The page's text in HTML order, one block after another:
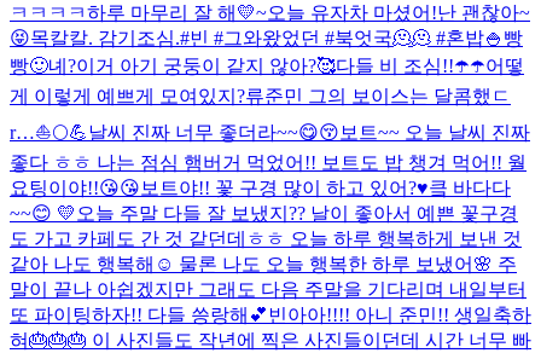
ㅋㅋㅋㅋ하루 마무리 잘 해💛~오늘 유자차 마셨어!난 괜찮아~
😝목칼칼. 감기조심.#빈 #그와왔었던 #북엇국🫠🫠 #혼밥🍚 빵
빵🙂녜?이거 아기 궁둥이 같지 않아?🥰다들 비 조심!!☂️☂️어떻
게 이렇게 예쁘게 모여있지?류준민 그의 보이스는 달콤했ㄷ
r…⛵️🌕💪날씨 진짜 너무 좋더라~~😋😚 보트~~ 오늘 날씨 진짜
좋다 ㅎㅎ 나는 점심 햄버거 먹었어!! 보트도 밥 챙겨 먹어!! 월
요팅이야!!😘😘 보트야!! 꽃 구경 많이 하고 있어?♥️킄 바다다
~~😊 💛 오늘 주말 다들 잘 보냈지?? 날이 좋아서 예쁜 꽃구경
도 가고 카페도 간 것 같던데ㅎㅎ 오늘 하루 행복하게 보낸 것
같아 나도 행복해☺️ 물론 나도 오늘 행복한 하루 보냈어🌸 주
말이 끝나 아쉽겠지만 그래도 다음 주말을 기다리며 내일부터
또 파이팅하자!! 다들 씅랑해💕빈아아!!!! 아니 준민!! 생일축하
혀🎂🎂🎂 이 사진들도 작년에 찍은 사진들이던데 시간 너무 빠